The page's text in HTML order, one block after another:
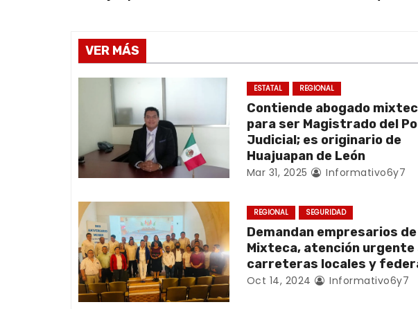
v
e
c
i
ó
n
d
e
VER MÁS
ESTATAL REGIONAL
Contiende abogado
para ser Magistrado del
Judicial; es originario de
Huajuapan de León
Mar 31, 2025 Informativo6y7
REGIONAL SEGURIDAD
Demandan empresarios
Mixteca, atención urgente
carreteras locales y
Oct 14, 2024 Informativo6y7